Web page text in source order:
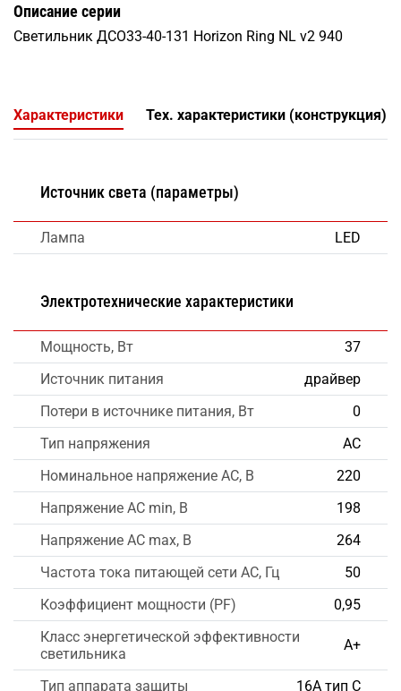
Описание серии
Светильник ДСО33-40-131 Horizon Ring NL v2 940
Характеристики Тех. характеристики (конструкция)
Источник света (параметры)
Лампа LED
Электротехнические характеристики
Мощность, Вт
37
Источник питания
драйвер
Потери в источнике питания, Вт
0
Тип напряжения
AC
Номинальное напряжение AC, В
220
Напряжение AC min, В
198
Напряжение AC max, В
264
Частота тока питающей сети AC, Гц
50
Коэффициент мощности (PF)
0,95
Класс энергетической эффективности
светильника
А+
Тип аппарата защиты 16А тип С